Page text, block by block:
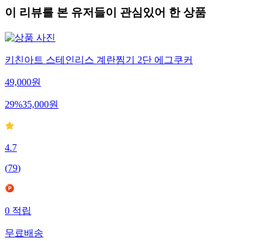
이 리뷰를 본 유저들이 관심있어 한 상품
키친아트 스테인리스 계란찜기 2단 에그쿠커
49,000원
29%35,000원
4.7
(79)
0 적립
무료배송